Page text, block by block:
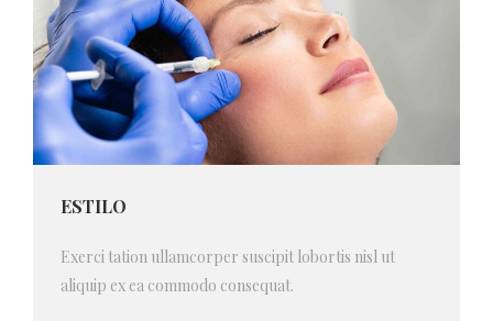
ESTILO
Exerci tation ullamcorper suscipit lobortis nisl ut
aliquip ex ea commodo consequat.